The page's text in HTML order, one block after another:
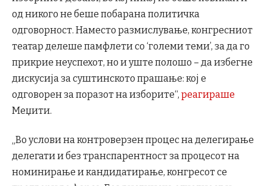
од никого не беше побарана политичка
одговорност. Наместо размислување, конгресниот
театар делеше памфлети со ‘големи теми’, за да го
прикрие неуспехот, но и уште полошо – да избегне
дискусија за суштинското прашање: кој е
одговорен за поразот на изборите“, реагираше
Меџити.
„Во услови на контроверзен процес на делегирање
делегати и без транспарентност за процесот на
номинирање и кандидатирање, конгресот се